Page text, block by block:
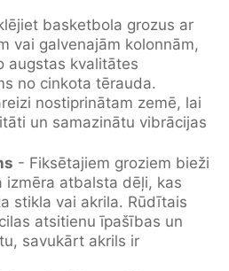
basketbola grozus ar
vai galvenajām kolonnām,
augstas kvalitātes
no cinkota tērauda.
nostiprinātam zemē, lai
un samazinātu vibrācijas
- Fiksētajiem groziem bieži
izmēra atbalsta dēļi, kas
stikla vai akrila. Rūdītais
atsitienu īpašības un
savukārt akrils ir